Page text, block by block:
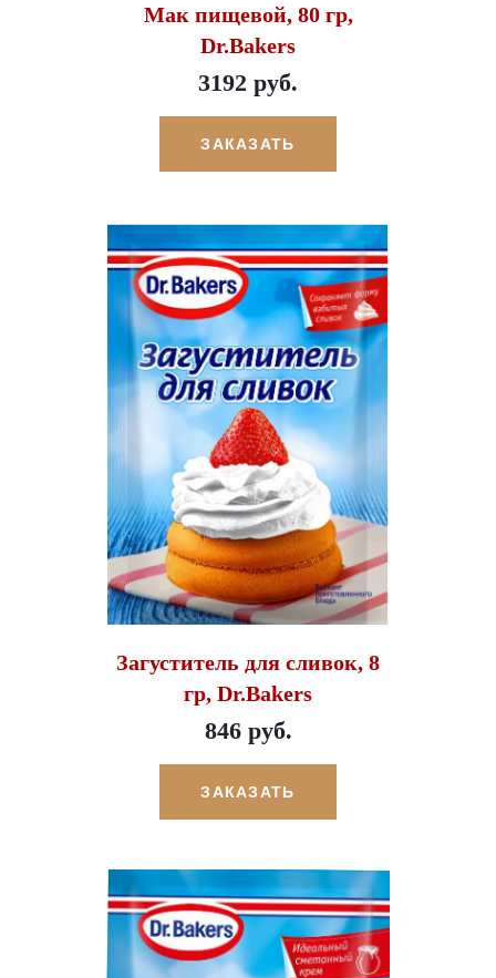
Мак пищевой, 80 гр,
Dr.Bakers
3192 руб.
ЗАКАЗАТЬ
Загуститель для сливок, 8
гр, Dr.Bakers
846 руб.
ЗАКАЗАТЬ